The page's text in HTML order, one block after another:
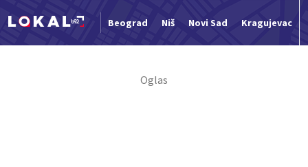
Beograd Niš Novi Sad Kragujevac